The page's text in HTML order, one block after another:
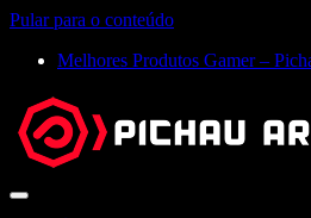
Pular para o conteúdo
Melhores Produtos Gamer –
Abrir